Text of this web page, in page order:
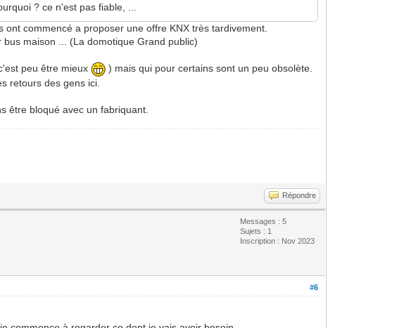
? ce n'est pas fiable, ...
commencé a proposer une offre KNX très tardivement.
maison ... (La domotique Grand public)
peu être mieux
) mais qui pour certains sont un peu obsolète.
retours des gens ici.
être bloqué avec un fabriquant.
Répondre
Messages : 5
Sujets : 1
Inscription : Nov 2023
#6